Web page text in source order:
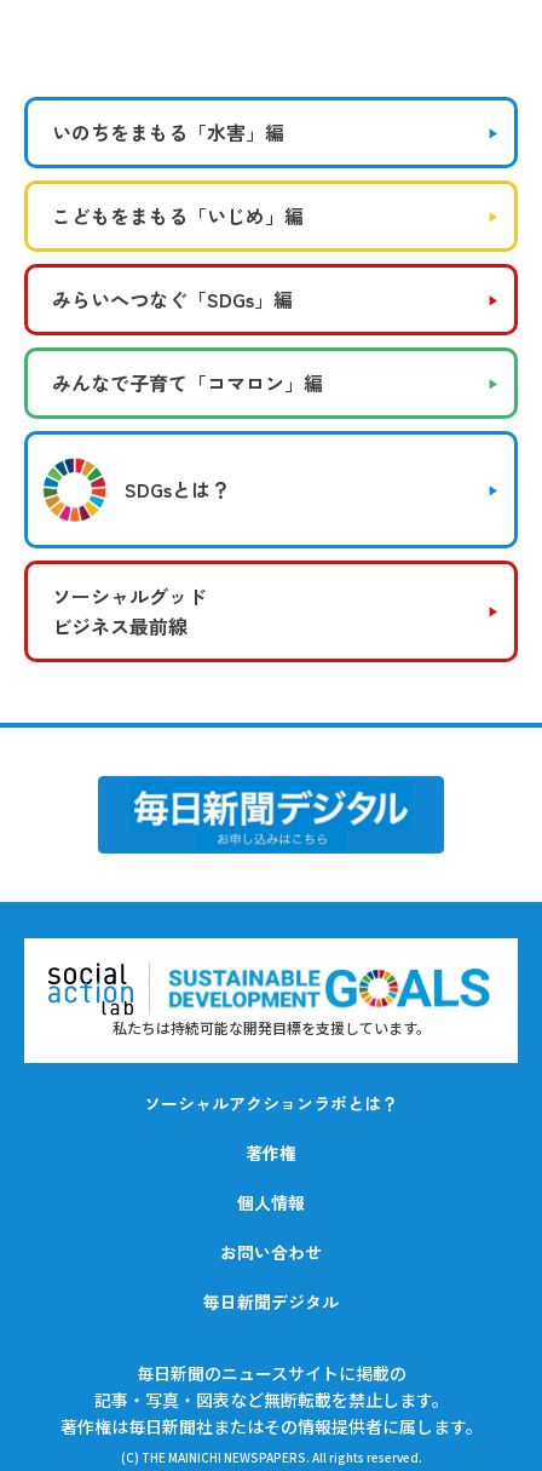
いのちをまもる 「水害」編
こどもをまもる 「いじめ」編
みらいへつなぐ 「SDGs」編
みんなで子育て 「コマロン」編
SDGsとは？
ソーシャルグッド
ビジネス最前線
私たちは持続可能な開発目標を支援しています。
ソーシャルアクションラボとは？
著作権
個人情報
お問い合わせ
毎日新聞デジタル
毎日新聞のニュースサイトに掲載の
記事・写真・図表など無断転載を禁止します。
著作権は毎日新聞社またはその情報提供者に属します。
(C) THE MAINICHI NEWSPAPERS. All rights reserved.